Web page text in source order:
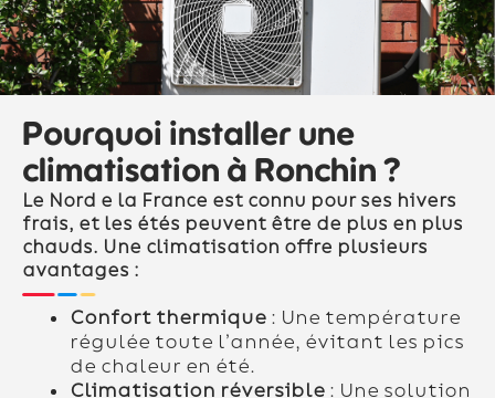
Pourquoi installer une
climatisation à Ronchin ?
Le Nord e la France est connu pour ses hivers
frais, et les étés peuvent être de plus en plus
chauds. Une climatisation offre plusieurs
avantages :
Confort thermique: Une température
régulée toute l’année, évitant les pics
de chaleur en été.
Climatisation réversible: Une solution